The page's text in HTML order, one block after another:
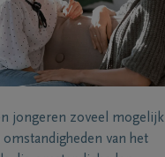
jongeren zoveel mogelijk
van het